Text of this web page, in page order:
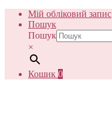
Мій обліковий запис
Пошук
Пошук
×
Кошик 0